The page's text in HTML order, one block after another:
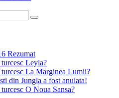
Rezumat
Leyla?
turcesc La Marginea Lumii?
din Jungla a fost anulata!
O Noua Sansa?